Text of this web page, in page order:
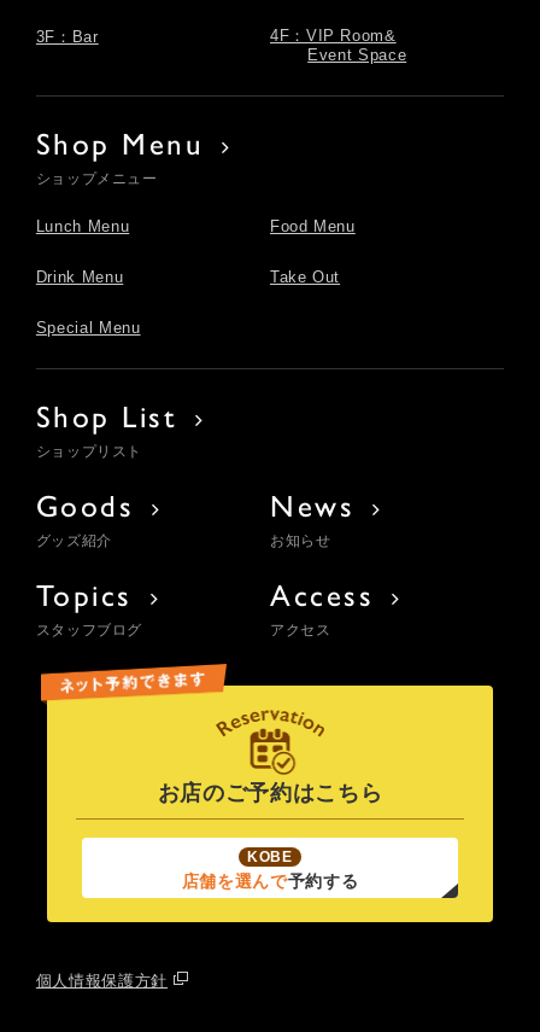
3F：Bar
4F：VIP Room&
Event Space
Shop Menu
ショップメニュー
Lunch Menu Food Menu
Drink Menu Take Out
Special Menu
Shop List
ショップリスト
Goods
グッズ紹介
News
お知らせ
Topics
スタッフブログ
Access
アクセス
お店のご予約はこちら
KOBE
店舗を選んで予約する
個人情報保護方針